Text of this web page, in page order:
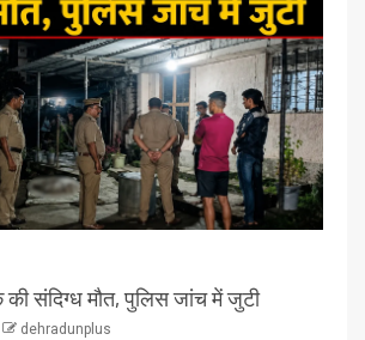
की संदिग्ध मौत, पुलिस जांच में जुटी
dehradunplus